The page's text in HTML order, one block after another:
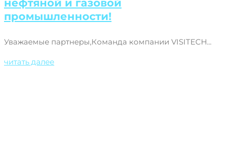
нефтяной и газовой
промышленности!
Уважаемые партнеры,Команда компании VISITECH...
читать далее